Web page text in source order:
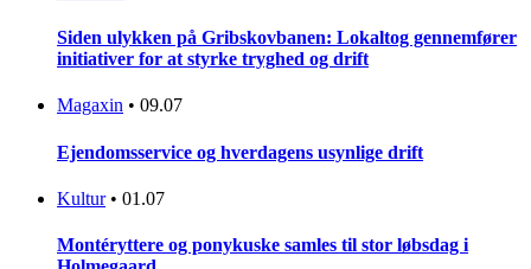
Siden ulykken på Gribskovbanen: Lokaltog gennemfører
initiativer for at styrke tryghed og drift
Magaxin • 09.07
Ejendomsservice og hverdagens usynlige drift
Kultur • 01.07
Montéryttere og ponykuske samles til stor løbsdag i